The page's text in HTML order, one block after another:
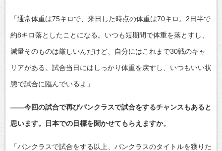
「通常体重は75キロで、来日した時点の体重は70キロ。2日半で
約8キロ落としたことになる。いつも短期間で体重を落とすし、
減量そのものは厳しいんだけど、自分にはこれまで30戦のキャ
リアがある。試合当日にはしっかり体重を戻すし、いつもいい状
態で試合に臨んでいるよ」
――今回の試合で再びパンクラスで試合をするチャンスもあると
思います。日本での目標を聞かせてもらえますか。
「パンクラスで試合をする以上、パンクラスのタイトルを獲りた